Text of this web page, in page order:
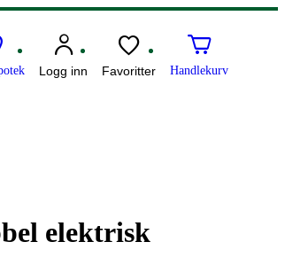
Logg inn Favoritter Handlekurv
elektrisk